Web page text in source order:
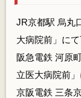
JR京都駅 烏丸
大病院前」に
阪急電鉄 河原
立医大病院前
京阪電鉄 三条